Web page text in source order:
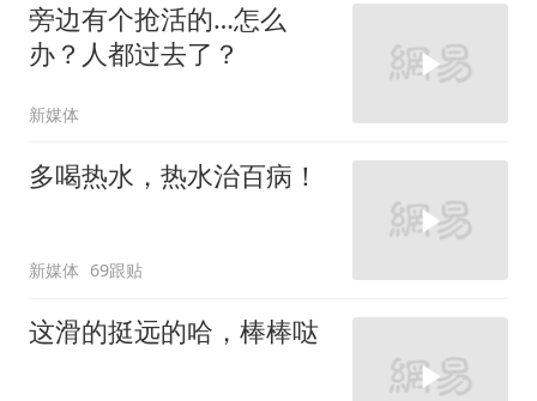
旁边有个抢活的…怎么
办？人都过去了？
新媒体
多喝热水，热水治百病！
新媒体 69跟贴
这滑的挺远的哈，棒棒哒